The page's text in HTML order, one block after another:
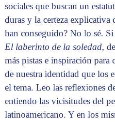
sociales que buscan un
duras y la certeza explicativa
han conseguido? No lo sé.
El laberinto de la soledad,
más pistas e inspiración para
de nuestra identidad que los
el tema. Leo las reflexiones
entiendo las vicisitudes del
latinoamericano. Y en los